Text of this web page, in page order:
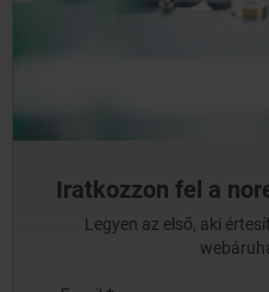
Iratkozzon fel a
Legyen az első, aki